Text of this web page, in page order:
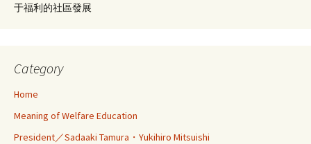
于福利的社區發展
Category
Home
Meaning of Welfare Education
President／Sadaaki Tamura・Yukihiro Mitsuishi